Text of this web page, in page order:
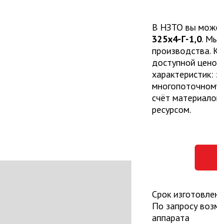
В НЗТО вы
325х4-Г-1,0.
производства.
доступной
счёт
ресурсом.
Срок
По запросу
аппарата